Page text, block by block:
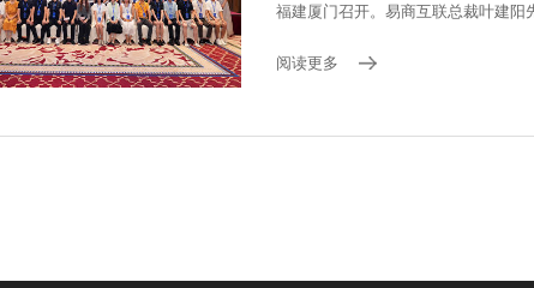
福建厦门召开。易商互联总裁叶建阳
阅读更多